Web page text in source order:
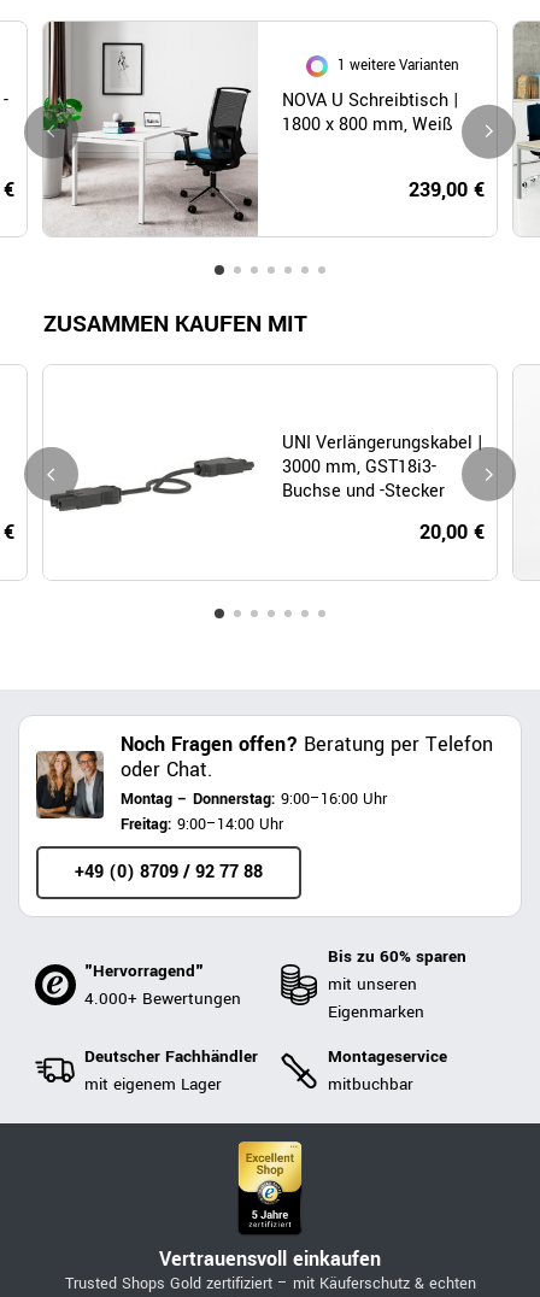
1 weitere Varianten
NOVA U Schreibtisch |
1800 x 800 mm, Weiß
239,00 €
ZUSAMMEN KAUFEN MIT
UNI Verlängerungskabel |
3000 mm, GST18i3-
Buchse und -Stecker
20,00 €
Noch Fragen offen? Beratung per Telefon
oder Chat.
Montag – Donnerstag: 9:00–16:00 Uhr
Freitag: 9:00–14:00 Uhr
+49 (0) 8709 / 92 77 88
"Hervorragend"
4.000+ Bewertungen
Bis zu 60% sparen
mit unseren
Eigenmarken
Deutscher Fachhändler
mit eigenem Lager
Montageservice
mitbuchbar
Vertrauensvoll einkaufen
Trusted Shops Gold zertifiziert – mit Käuferschutz & echten